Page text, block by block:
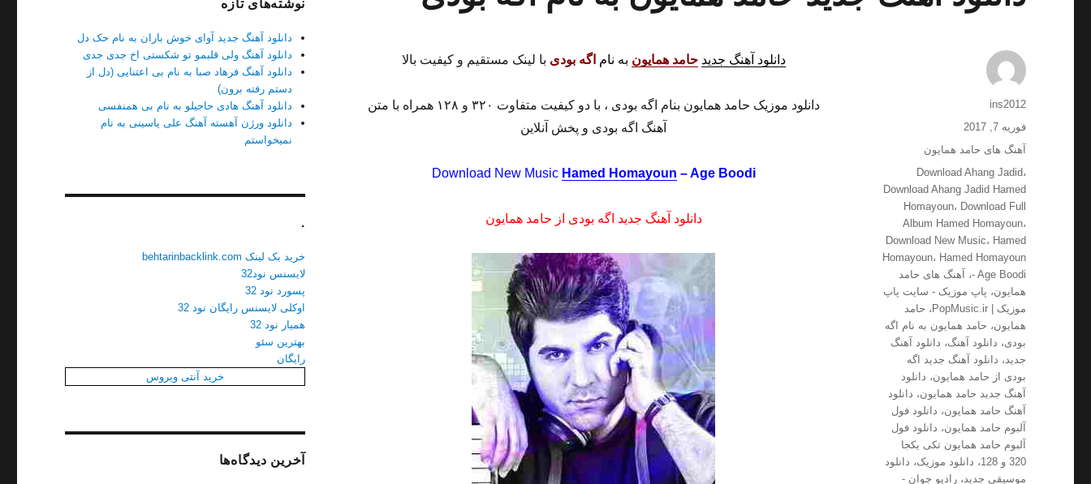
دانلود آهنگ جدید حامد همایون به نام اگه بودی با لینک مستقیم و کیفیت بالا
دانلود موزیک حامد همایون بنام اگه بودی ، با دو کیفیت متفاوت ۳۲۰ و ۱۲۸ همراه با متن
آهنگ اگه بودی و پخش آنلاین
Download New Music Hamed Homayoun – Age Boodi
دانلود آهنگ جدید اگه بودی از حامد همایون
نویسنده
ins2012
ارسال
شده
فوریه 7, 2017
دسته‌ها
آهنگ های حامد همایون
برچسب‌ها
Download Ahang Jadid،
Download Ahang Jadid Hamed
Homayoun، Download Full
Album Hamed Homayoun،
Download New Music، Hamed
Homayoun، Hamed Homayoun
- Age Boodi،
آهنگ های حامد
همایون، پاپ موزیک - سایت پاپ
موزیک | PopMusic.ir
، حامد
همایون، حامد همایون به نام اگه
بودی، دانلود آهنگ، دانلود آهنگ
جدید، دانلود آهنگ جدید اگه
بودی از حامد همایون، دانلود
آهنگ جدید حامد همایون، دانلود
آهنگ حامد همایون، دانلود فول
آلبوم حامد همایون، دانلود فول
آلبوم حامد همایون تکی یکجا
320 و 128
، دانلود موزیک، دانلود
موسیقی جدید،رادیو جوان -
نوشته‌های تازه
دانلود آهنگ جدید آوای خوش باران به نام حک دل
دانلود آهنگ ولی قلبمو تو شکستی اخ جدی جدی
دانلود آهنگ فرهاد صبا به نام بی اعتنایی (دل از
دستم رفته برون)
دانلود آهنگ هادی حاجیلو به نام بی همنفسی
دانلود ورژن آهسته آهنگ علی یاسینی به نام
نمیخواستم
.
خرید بک لینک behtarinbacklink.com
لایسنس نود32
پسورد نود 32
اوکلی لایسنس رایگان نود 32
همیار نود 32
بهترین سئو
رایگان
خرید آنتی ویروس
آخرین دیدگاه‌ها